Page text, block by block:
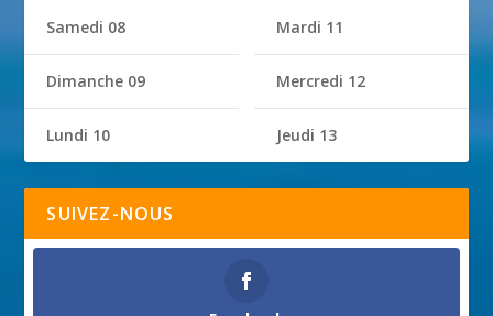
Samedi 08
Dimanche 09
Lundi 10
Mardi 11
Mercredi 12
Jeudi 13
SUIVEZ-NOUS